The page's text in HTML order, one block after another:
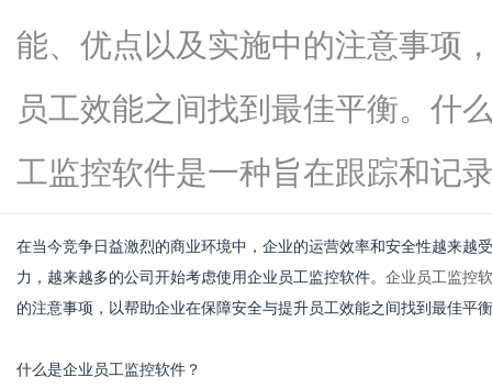
能、优点以及实施中的注意事项
员工效能之间找到最佳平衡。什
工监控软件是一种旨在跟踪和记
在当今竞争日益激烈的商业环境中，企业的运营效率和安全性越来越
力，越来越多的公司开始考虑使用企业员工监控软件。 企业员工监控
的注意事项，以帮助企业在保障安全与提升员工效能之间找到最佳平
什么是企业员工监控软件？